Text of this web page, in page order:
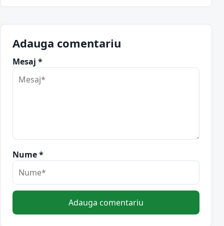
Adauga comentariu
Mesaj *
Nume *
Adauga comentariu